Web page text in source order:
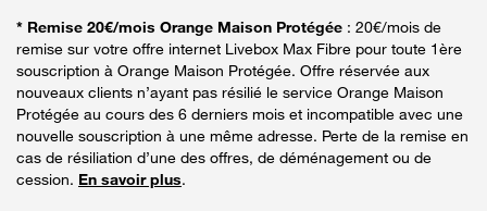
* Remise 20€/mois Orange Maison Protégée : 20€/mois de
remise sur votre offre internet Livebox Max Fibre pour toute 1ère
souscription à Orange Maison Protégée. Offre réservée aux
nouveaux clients n’ayant pas résilié le service Orange Maison
Protégée au cours des 6 derniers mois et incompatible avec une
nouvelle souscription à une même adresse. Perte de la remise en
cas de résiliation d’une des offres, de déménagement ou de
cession. En savoir plus.